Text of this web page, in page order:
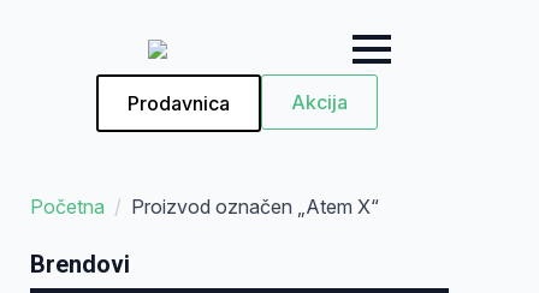
Prodavnica Akcija
Početna Proizvod označen „Atem X“
Brendovi